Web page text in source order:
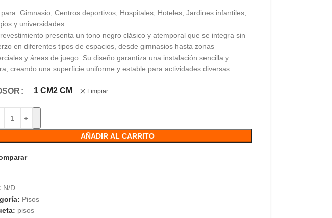
Gimnasio, Centros deportivos, Hospitales, Hoteles, Jardines infantiles,
y universidades.
presenta un tono negro clásico y atemporal que se integra sin
en diferentes tipos de espacios, desde gimnasios hasta zonas
y áreas de juego. Su diseño garantiza una instalación sencilla y
creando una superficie uniforme y estable para actividades diversas.
1 CM2 CM Limpiar
AÑADIR AL CARRITO
N/D
Pisos
pisos